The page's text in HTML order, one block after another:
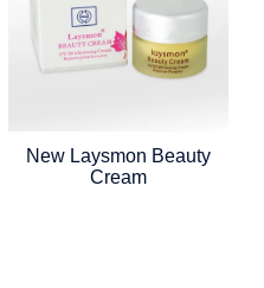
New Laysmon Beauty
Cream